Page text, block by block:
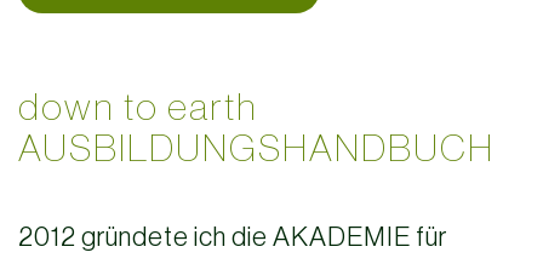
AUGUST 26, 2018
down to earth
AUSBILDUNGSHANDBUCH
2012 gründete ich die AKADEMIE für